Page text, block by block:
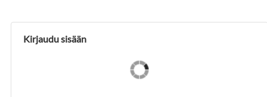
Kirjaudu sisään